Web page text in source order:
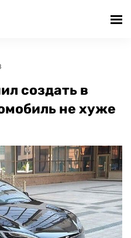
создать в
не хуже